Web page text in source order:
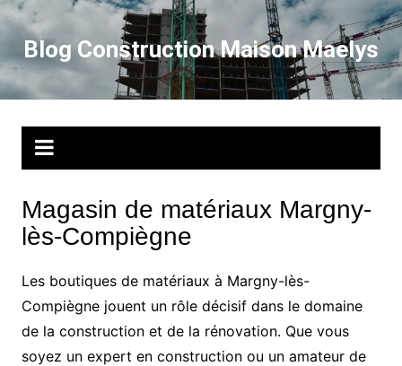
Aller
contenuBlog Construction Maison Maelys
Magasin de matériaux Margny-
lès-Compiègne
Les boutiques de matériaux à Margny-lès-
Compiègne jouent un rôle décisif dans le domaine
de la construction et de la rénovation. Que vous
soyez un expert en construction ou un amateur de